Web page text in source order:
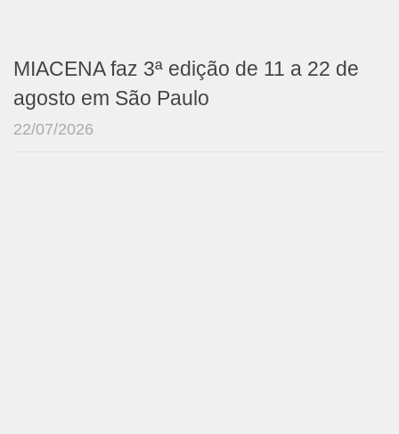
MIACENA faz 3ª edição de 11 a 22 de
agosto em São Paulo
22/07/2026